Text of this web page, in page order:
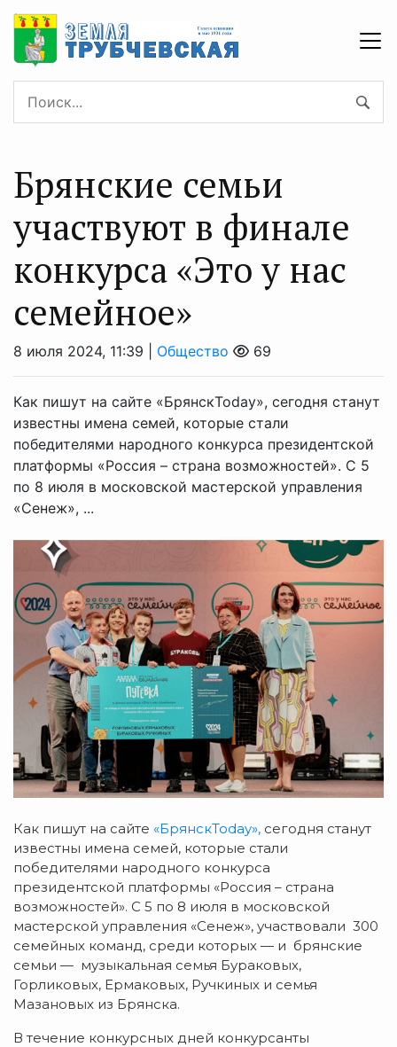
Брянские семьи
участвуют в финале
конкурса «Это у нас
семейное»
8 июля 2024, 11:39 | Общество 69
Как пишут на сайте «БрянскToday», сегодня станут
известны имена семей, которые стали
победителями народного конкурса президентской
платформы «Россия – страна возможностей». С 5
по 8 июля в московской мастерской управления
«Сенеж», ...
Как пишут на сайте «БрянскToday», сегодня станут
известны имена семей, которые стали
победителями народного конкурса
президентской платформы «Россия – страна
возможностей». С 5 по 8 июля в московской
мастерской управления «Сенеж», участвовали 300
семейных команд, среди которых — и брянские
семьи — музыкальная семья Бураковых,
Горликовых, Ермаковых, Ручкиных и семья
Мазановых из Брянска.
В течение конкурсных дней конкурсанты